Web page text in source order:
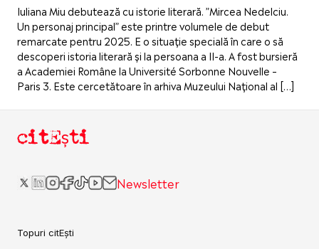
Iuliana Miu debutează cu istorie literară. ”Mircea Nedelciu.
Un personaj principal” este printre volumele de debut
remarcate pentru 2025. E o situație specială în care o să
descoperi istoria literară și la persoana a II-a. A fost bursieră
a Academiei Române la Université Sorbonne Nouvelle –
Paris 3. Este cercetătoare în arhiva Muzeului Național al […]
citEști
Newsletter
Topuri citEști